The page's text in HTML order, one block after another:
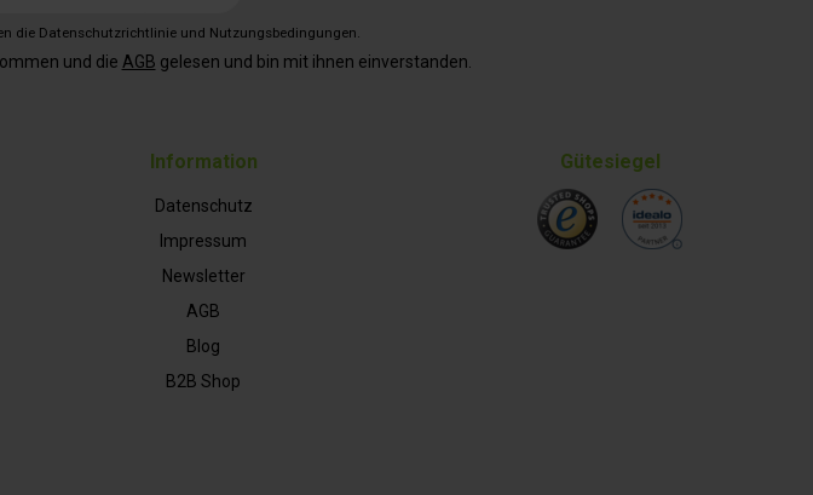
Information
Datenschutz
Impressum
Newsletter
AGB
Blog
B2B Shop
Gütesiegel
die Datenschutzrichtlinie und Nutzungsbedingungen.
und die AGB gelesen und bin mit ihnen einverstanden.